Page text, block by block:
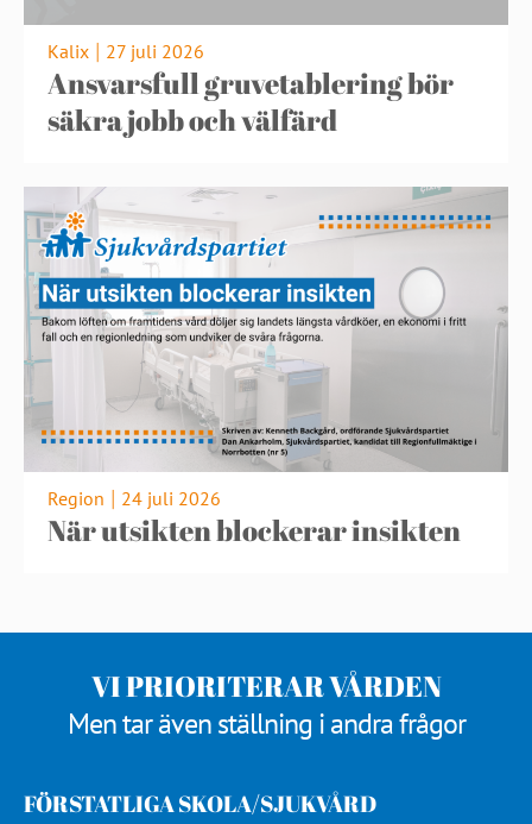
Kalix 27 juli 2026
Ansvarsfull gruvetablering bör
säkra jobb och välfärd
Region 24 juli 2026
När utsikten blockerar insikten
VI PRIORITERAR VÅRDEN
Men tar även ställning i andra frågor
FÖRSTATLIGA SKOLA/SJUKVÅRD